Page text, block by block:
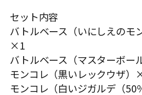
セット内容
バトルベース（いにしえのモ
×1
バトルベース（マスターボー
モンコレ（黒いレックウザ）
モンコレ（白いジガルデ（